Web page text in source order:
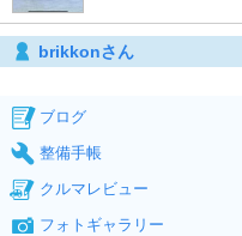
brikkonさん
ブログ
整備手帳
クルマレビュー
フォトギャラリー